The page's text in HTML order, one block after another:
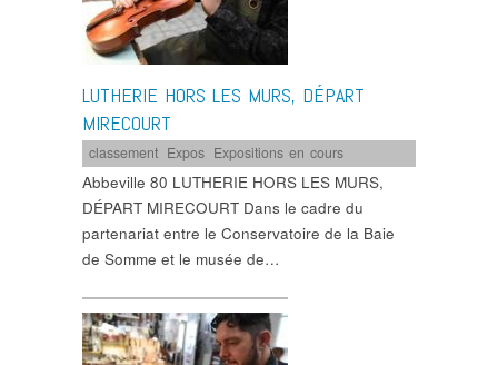
LUTHERIE HORS LES MURS, DÉPART
MIRECOURT
classement Expos Expositions en cours
Abbeville 80 LUTHERIE HORS LES MURS,
DÉPART MIRECOURT Dans le cadre du
partenariat entre le Conservatoire de la Baie
de Somme et le musée de…